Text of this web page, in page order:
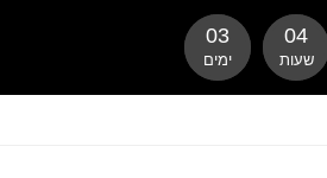
03
ימים
04
שעות